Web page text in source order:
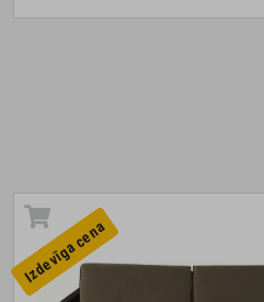
Izdevīga cena